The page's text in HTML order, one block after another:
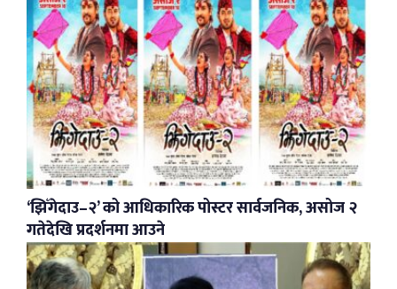
‘झिँगेदाउ–२’ को आधिकारिक पोस्टर सार्वजनिक, असोज २
गतेदेखि प्रदर्शनमा आउने